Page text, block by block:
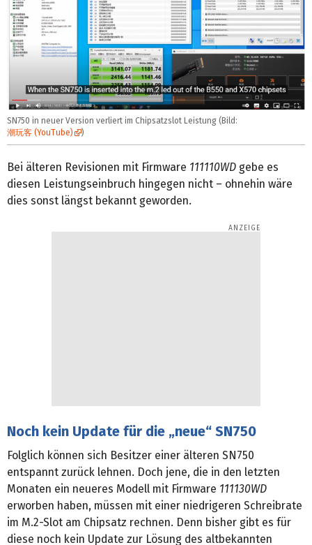
SN750 in neuer Version verliert im Chipsatzslot Leistung (Bild:
潮玩客 (YouTube)
)
Bei älteren Revisionen mit Firmware 111110WD gebe es
diesen Leistungseinbruch hingegen nicht – ohnehin wäre
dies sonst längst bekannt geworden.
Noch kein Update für die „neue“ SN750
Folglich können sich Besitzer einer älteren SN750
entspannt zurück lehnen. Doch jene, die in den letzten
Monaten ein neueres Modell mit Firmware 111130WD
erworben haben, müssen mit einer niedrigeren Schreibrate
im M.2-Slot am Chipsatz rechnen. Denn bisher gibt es für
diese noch kein Update zur Lösung des altbekannten